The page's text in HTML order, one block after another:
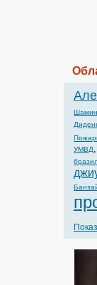
Шамин
УМВД,